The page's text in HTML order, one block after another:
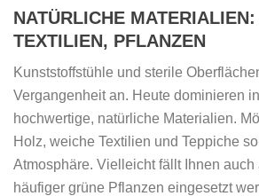
NATÜRLICHE
TEXTILIEN, PFLANZEN
Kunststoffstühle und sterile
Vergangenheit an. Heute dominieren
hochwertige, natürliche Materialien.
Holz, weiche Textilien und Teppiche
Atmosphäre. Vielleicht fällt Ihnen auch
häufiger grüne Pflanzen eingesetzt